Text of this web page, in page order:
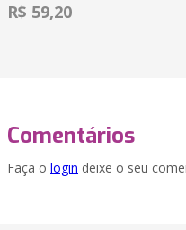
R$ 59,20
Comentários
Faça o login deixe o seu